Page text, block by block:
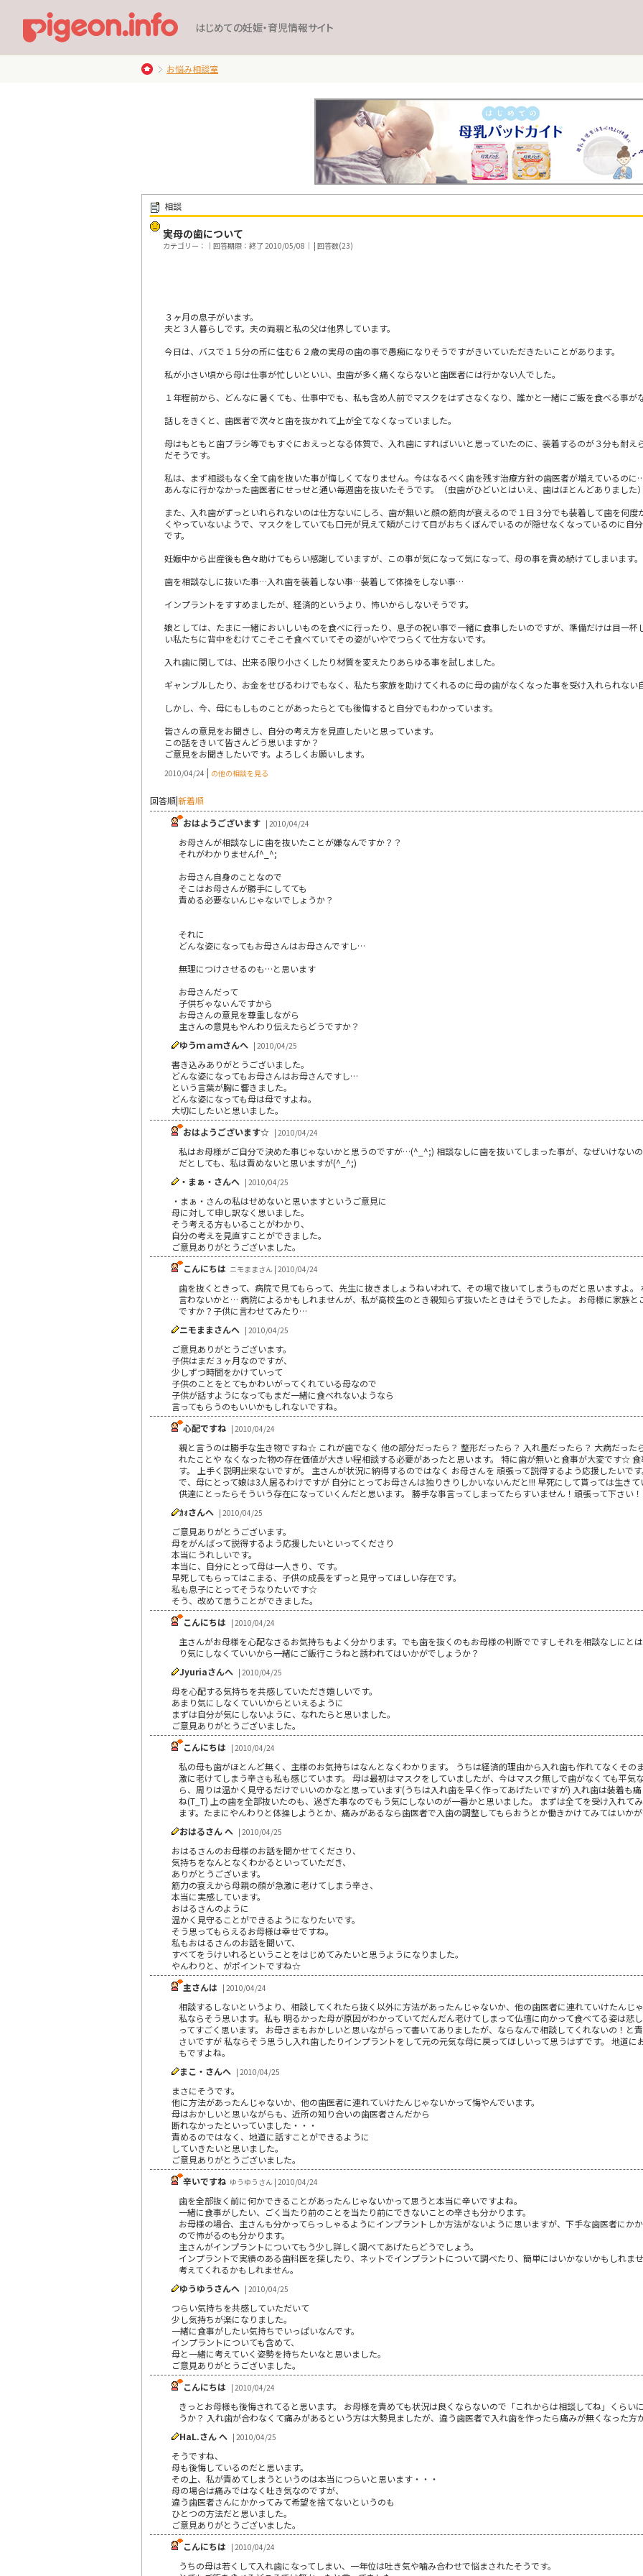
はじめての妊娠・育児情報サイト
お悩み相談室
相談
実母の歯について
カテゴリー：｜回答期限：終了 2010/05/08｜ | 回答数(23)
３ヶ月の息子がいます。
夫と３人暮らしです。夫の両親と私の父は他界しています。
今日は、バスで１５分の所に住む６２歳の実母の歯の事で愚痴になりそうですがきいていただきたいことがあります。
私が小さい頃から母は仕事が忙しいといい、虫歯が多く痛くならないと歯医者には行かない人でした。
１年程前から、どんなに暑くても、仕事中でも、私も含め人前でマスクをはずさなくなり、誰かと一緒にご飯を食べる事が
話しをきくと、歯医者で次々と歯を抜かれて上が全てなくなっていました。
母はもともと歯ブラシ等でもすぐにおえっとなる体質で、入れ歯にすればいいと思っていたのに、装着するのが３分も耐え
だそうです。
私は、まず相談もなく全て歯を抜いた事が悔しくてなりません。今はなるべく歯を残す治療方針の歯医者が増えているの
あんなに行かなかった歯医者にせっせと通い毎週歯を抜いたそうです。（虫歯がひどいとはいえ、歯はほとんどありました）
また、入れ歯がずっといれられないのは仕方ないにしろ、歯が無いと顔の筋肉が衰えるので１日３分でも装着して歯を何
くやっていないようで、マスクをしていても口元が見えて頬がこけて目がおちくぼんでいるのが隠せなくなっているのに自
です。
妊娠中から出産後も色々助けてもらい感謝していますが、この事が気になって気になって、母の事を責め続けてしまいます。
歯を相談なしに抜いた事…入れ歯を装着しない事…装着して体操をしない事…
インプラントをすすめましたが、経済的というより、怖いからしないそうです。
娘としては、たまに一緒においしいものを食べに行ったり、息子の祝い事で一緒に食事したいのですが、準備だけは目一
い私たちに背中をむけてこそこそ食べていてその姿がいやでつらくて仕方ないです。
入れ歯に関しては、出来る限り小さくしたり材質を変えたりあらゆる事を試しました。
ギャンブルしたり、お金をせびるわけでもなく、私たち家族を助けてくれるのに母の歯がなくなった事を受け入れられない
しかし、今、母にもしものことがあったらとても後悔すると自分でもわかっています。
皆さんの意見をお聞きし、自分の考え方を見直したいと思っています。
この話をきいて皆さんどう思いますか？
ご意見をお聞きしたいです。よろしくお願いします。
2010/04/24 | の他の相談を見る
回答順|新着順
おはようございます | 2010/04/24
お母さんが相談なしに歯を抜いたことが嫌なんですか？？
それがわかりませんf^_^;
お母さん自身のことなので
そこはお母さんが勝手にしてても
責める必要ないんじゃないでしょうか？
それに
どんな姿になってもお母さんはお母さんですし…
無理につけさせるのも…と思います
お母さんだって
子供ぢゃなぃんですから
お母さんの意見を尊重しながら
主さんの意見もやんわり伝えたらどうですか？
ゆうｍａｍさんへ | 2010/04/25
書き込みありがとうございました。
どんな姿になってもお母さんはお母さんですし…
という言葉が胸に響きました。
どんな姿になっても母は母ですよね。
大切にしたいと思いました。
おはようございます☆ | 2010/04/24
私はお母様がご自分で決めた事じゃないかと思うのですが…(^_^;) 相談なしに歯を抜いてしまった事が、なぜいけない
だとしても、私は責めないと思いますが(^_^;)
・まぁ・さんへ | 2010/04/25
・まぁ・さんの私はせめないと思いますというご意見に
母に対して申し訳なく思いました。
そう考える方もいることがわかり、
自分の考えを見直すことができました。
ご意見ありがとうございました。
こんにちは ニモままさん | 2010/04/24
歯を抜くときって、病院で見てもらって、先生に抜きましょうねいわれて、その場で抜いてしまうものだと思いますよ
言わないかと… 病院によるかもしれませんが、私が高校生のとき親知らず抜いたときはそうでしたよ。 お母様に家族と
ですか？子供に言わせてみたり…
ニモままさんへ | 2010/04/25
ご意見ありがとうございます。
子供はまだ３ヶ月なのですが、
少しずつ時間をかけていって
子供のことをとてもかわいがってくれている母なので
子供が話すようになってもまだ一緒に食べれないようなら
言ってもらうのもいいかもしれないですね。
心配ですね | 2010/04/24
親と言うのは勝手な生き物ですね☆ これが歯でなく 他の部分だったら？ 整形だったら？ 入れ墨だったら？ 大病だった
れたことや なくなった物の存在価値が大きい程相談する必要があったと思います。 特に歯が無いと食事が大変です☆
す。 上手く説明出来ないですが。 主さんが状況に納得するのではなく お母さんを 頑張って説得するよう応援したいで
で、母にとって娘は3人居るわけですが 自分にとってお母さんは独りきりしかいないんだと!!! 早死にして貰っては生き
供達にとったらそういう存在になっていくんだと思います。 勝手な事言ってしまってたらすいません！頑張って下さい！
ｶｫさんへ | 2010/04/25
ご意見ありがとうございます。
母をがんばって説得するよう応援したいといってくださり
本当にうれしいです。
本当に、自分にとって母は一人きり、です。
早死してもらってはこまる、子供の成長をずっと見守ってほしい存在です。
私も息子にとってそうなりたいです☆
そう、改めて思うことができました。
こんにちは | 2010/04/24
主さんがお母様を心配なさるお気持ちもよく分かります。でも歯を抜くのもお母様の判断でですしそれを相談なしにと
り気にしなくていいから一緒にご飯行こうねと誘われてはいかがでしょうか？
Jyuriaさんへ | 2010/04/25
母を心配する気持ちを共感していただき嬉しいです。
あまり気にしなくていいからといえるように
まずは自分が気にしないように、なれたらと思いました。
ご意見ありがとうございました。
こんにちは | 2010/04/24
私の母も歯がほとんど無く、主様のお気持ちはなんとなくわかります。 うちは経済的理由から入れ歯も作れてなくその
激に老けてしまう辛さも私も感じています。 母は最初はマスクをしていましたが、今はマスク無しで歯がなくても平気
ら、周りは温かく見守るだけでいいのかなと思っています(うちは入れ歯を早く作ってあげたいですが) 入れ歯は装着も
ね(T_T) 上の歯を全部抜いたのも、過ぎた事なのでもう気にしないのが一番かと思いました。 まずは全てを受け入れて
ます。たまにやんわりと体操しようとか、痛みがあるなら歯医者で入歯の調整してもらおうとか働きかけてみてはいか
おはるさん へ | 2010/04/25
おはるさんのお母様のお話を聞かせてくださり、
気持ちをなんとなくわかるといっていただき、
ありがとうございます。
筋力の衰えから母親の顔が急激に老けてしまう辛さ、
本当に実感しています。
おはるさんのように
温かく見守ることができるようになりたいです。
そう思ってもらえるお母様は幸せですね。
私もおはるさんのお話を聞いて、
すべてをうけいれるということをはじめてみたいと思うようになりました。
やんわりと、がポイントですね☆
主さんは | 2010/04/24
相談するしないというより、相談してくれたら抜く以外に方法があったんじゃないか、他の歯医者に連れていけたんじ
私ならそう思います。私も 明るかった母が原因がわかっていてだんだん老けてしまって仏壇に向かって食べてる姿は悲
ってすごく思います。 お母さまもおかしいと思いながらって書いてありましたが、ならなんで相談してくれないの！と
さいですが 私ならそう思うし入れ歯したりインプラントをして元の元気な母に戻ってほしいって思うはずです。 地道
もですよね。
まこ・さんへ | 2010/04/25
まさにそうです。
他に方法があったんじゃないか、他の歯医者に連れていけたんじゃないかって悔やんでいます。
母はおかしいと思いながらも、近所の知り合いの歯医者さんだから
断れなかったといっていました・・・
責めるのではなく、地道に話すことができるように
していきたいと思いました。
ご意見ありがとうございました。
辛いですね ゆうゆうさん | 2010/04/24
歯を全部抜く前に何かできることがあったんじゃないかって思うと本当に辛いですよね。
一緒に食事がしたい、ごく当たり前のことを当たり前にできないことの辛さも分かります。
お母様の場合、主さんも分かってらっしゃるようにインプラントしか方法がないように思いますが、下手な歯医者にか
ので怖がるのも分かります。
主さんがインプラントについてもう少し詳しく調べてあげたらどうでしょう。
インプラントで実績のある歯科医を探したり、ネットでインプラントについて調べたり、簡単にはいかないかもしれま
考えてくれるかもしれません。
ゆうゆうさんへ | 2010/04/25
つらい気持ちを共感していただいて
少し気持ちが楽になりました。
一緒に食事がしたい気持ちでいっぱいなんです。
インプラントについても含めて、
母と一緒に考えていく姿勢を持ちたいなと思いました。
ご意見ありがとうございました。
こんにちは | 2010/04/24
きっとお母様も後悔されてると思います。 お母様を責めても状況は良くならないので「これからは相談してね」くらい
うか？ 入れ歯が合わなくて痛みがあるという方は大勢見ましたが、違う歯医者で入れ歯を作ったら痛みが無くなった方
HaL.さん へ | 2010/04/25
そうですね、
母も後悔しているのだと思います。
その上、私が責めてしまうというのは本当につらいと思います・・・
母の場合は痛みではなく吐き気なのですが、
違う歯医者さんにかかってみて希望を捨てないというのも
ひとつの方法だと思いました。
ご意見ありがとうございました。
こんにちは | 2010/04/24
うちの母は若くして入れ歯になってしまい、一年位は吐き気や噛み合わせで悩まされたそうです。